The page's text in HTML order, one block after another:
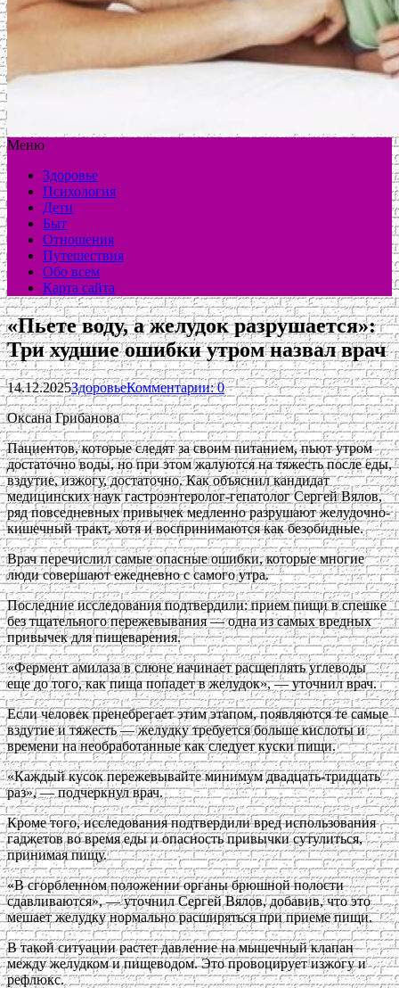
Меню
Здоровье
Психология
Дети
Быт
Отношения
Путешествия
Обо всем
Карта сайта
«Пьете воду, а желудок разрушается»:
Три худшие ошибки утром назвал врач
14.12.2025ЗдоровьеКомментарии: 0
Оксана Грибанова
Пациентов, которые следят за своим питанием, пьют утром
достаточно воды, но при этом жалуются на тяжесть после еды,
вздутие, изжогу, достаточно. Как объяснил кандидат
медицинских наук гастроэнтеролог-гепатолог Сергей Вялов,
ряд повседневных привычек медленно разрушают желудочно-
кишечный тракт, хотя и воспринимаются как безобидные.
Врач перечислил самые опасные ошибки, которые многие
люди совершают ежедневно с самого утра.
Последние исследования подтвердили: прием пищи в спешке
без тщательного пережевывания — одна из самых вредных
привычек для пищеварения.
«Фермент амилаза в слюне начинает расщеплять углеводы
еще до того, как пища попадет в желудок», — уточнил врач.
Если человек пренебрегает этим этапом, появляются те самые
вздутие и тяжесть — желудку требуется больше кислоты и
времени на необработанные как следует куски пищи.
«Каждый кусок пережевывайте минимум двадцать-тридцать
раз», — подчеркнул врач.
Кроме того, исследования подтвердили вред использования
гаджетов во время еды и опасность привычки сутулиться,
принимая пищу.
«В сгорбленном положении органы брюшной полости
сдавливаются», — уточнил Сергей Вялов, добавив, что это
мешает желудку нормально расширяться при приеме пищи.
В такой ситуации растет давление на мышечный клапан
между желудком и пищеводом. Это провоцирует изжогу и
рефлюкс.